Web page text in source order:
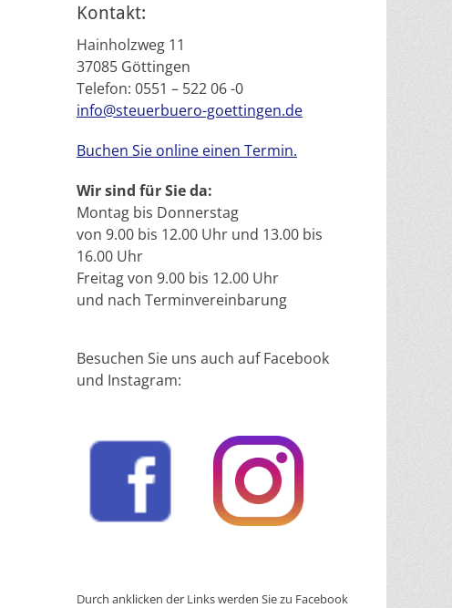
Kontakt:
Hainholzweg 11
37085 Göttingen
Telefon: 0551 – 522 06 -0
info@steuerbuero-goettingen.de
Buchen Sie online einen Termin.
Wir sind für Sie da:
Montag bis Donnerstag
von 9.00 bis 12.00 Uhr und 13.00 bis
16.00 Uhr
Freitag von 9.00 bis 12.00 Uhr
und nach Terminvereinbarung
Besuchen Sie uns auch auf Facebook
und Instagram:
Durch anklicken der Links werden Sie zu Facebook